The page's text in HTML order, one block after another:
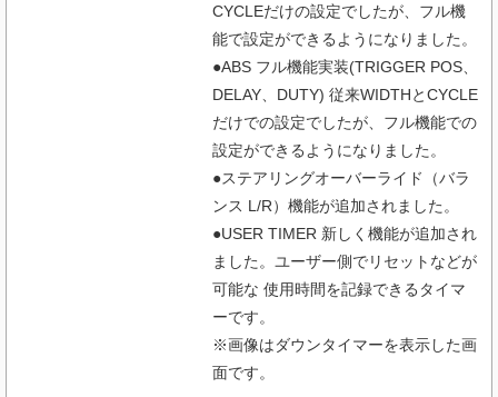
CYCLEだけの設定でしたが、フル機
能で設定ができるようになりました。
●ABS フル機能実装(TRIGGER POS、
DELAY、DUTY) 従来WIDTHとCYCLE
だけでの設定でしたが、フル機能での
設定ができるようになりました。
●ステアリングオーバーライド（バラ
ンス L/R）機能が追加されました。
●USER TIMER 新しく機能が追加され
ました。ユーザー側でリセットなどが
可能な 使用時間を記録できるタイマ
ーです。
※画像はダウンタイマーを表示した画
面です。